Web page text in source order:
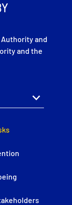
and
and the